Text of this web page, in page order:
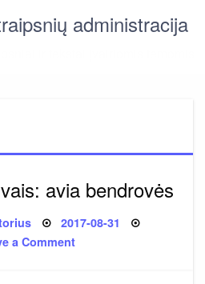
administracija
avia bendrovės
Posted
2017-08-31
a Commenton